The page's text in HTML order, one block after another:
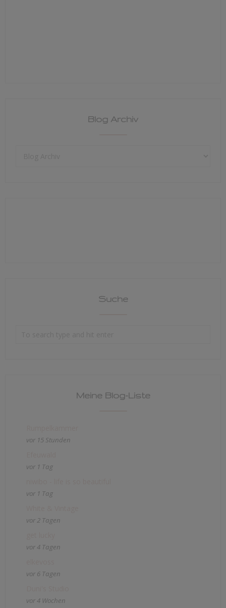
Blog Archiv
Suche
Meine Blog-Liste
vor 15 Stunden
vor 1 Tag
vor 1 Tag
vor 2 Tagen
vor 4 Tagen
vor 6 Tagen
vor 4 Wochen